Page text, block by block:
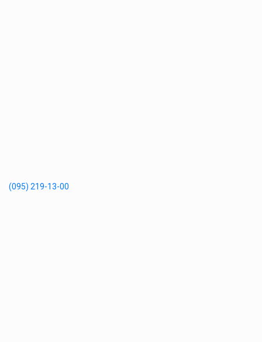
(095) 219-13-00